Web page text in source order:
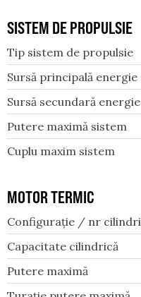
SISTEM DE PROPULSIE
Tip sistem de propulsie
Sursă principală energie
Sursă secundară energie
Putere maximă sistem
Cuplu maxim sistem
MOTOR TERMIC
Configurație / nr cilindri
Capacitate cilindrică
Putere maximă